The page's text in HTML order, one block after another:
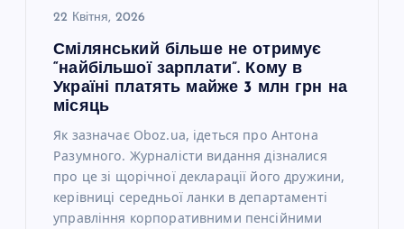
22 Квітня, 2026
Смілянський більше не отримує
“найбільшої зарплати”. Кому в
Україні платять майже 3 млн грн на
місяць
Як зазначає Oboz.ua, ідеться про Антона
Разумного. Журналісти видання дізналися
про це зі щорічної декларації його дружини,
керівниці середньої ланки в департаменті
управління корпоративними пенсійними